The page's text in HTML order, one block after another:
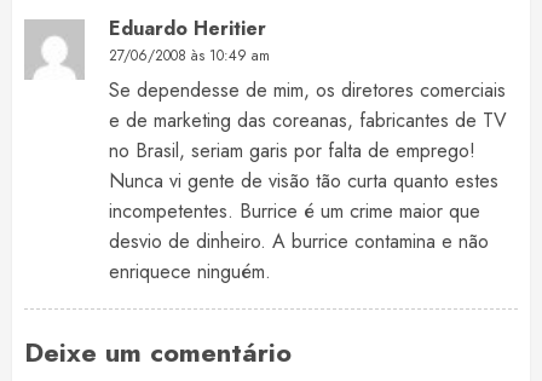
Eduardo Heritier
27/06/2008 às 10:49 am
Se dependesse de mim, os diretores comerciais
e de marketing das coreanas, fabricantes de TV
no Brasil, seriam garis por falta de emprego!
Nunca vi gente de visão tão curta quanto estes
incompetentes. Burrice é um crime maior que
desvio de dinheiro. A burrice contamina e não
enriquece ninguém.
Deixe um comentário